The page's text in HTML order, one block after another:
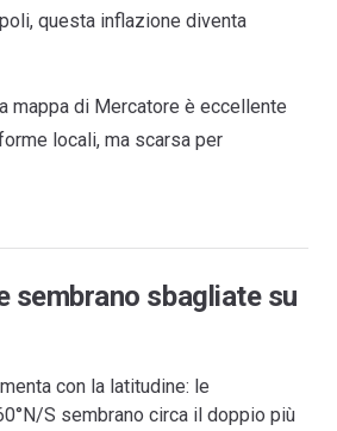
questa inflazione diventa
mappa di Mercatore è eccellente
locali, ma scarsa per
sembrano sbagliate su
con la latitudine: le
S sembrano circa il doppio più